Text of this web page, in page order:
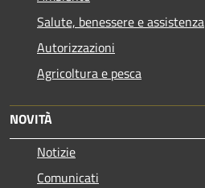
Salute, benessere e assistenza
Autorizzazioni
Agricoltura e pesca
NOVITÀ
Notizie
Comunicati